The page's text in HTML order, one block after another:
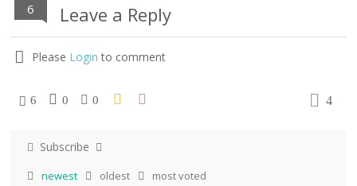
6 Leave a Reply
Please Login to comment
6 0 0 4
Subscribe
newest oldest most voted